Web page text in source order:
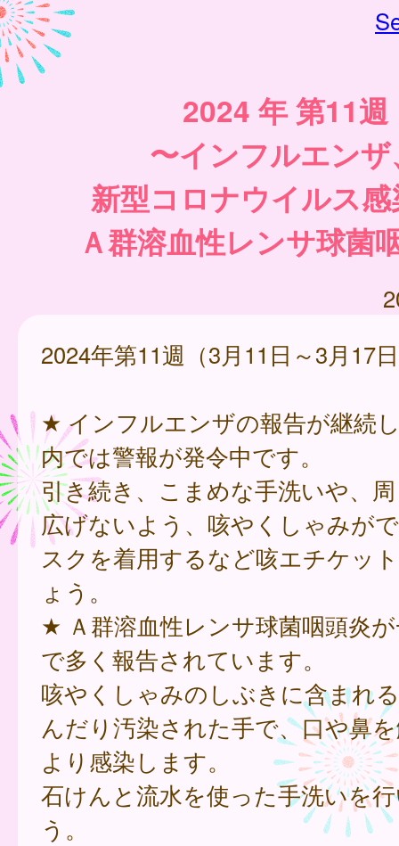
2024 年 第11週
〜インフルエンザ
新型コロナウイルス
Ａ群溶血性レンサ球菌
2024年第11週（3月11日～3月17
★ インフルエンザの報告が継続
内では警報が発令中です。
引き続き、こまめな手洗いや、
広げないよう、咳やくしゃみが
スクを着用するなど咳エチケッ
ょう。
★ Ａ群溶血性レンサ球菌咽頭炎
で多く報告されています。
咳やくしゃみのしぶきに含まれ
んだり汚染された手で、口や鼻
より感染します。
石けんと流水を使った手洗いを
う。